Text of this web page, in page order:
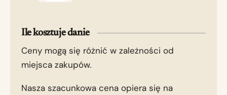
Ile kosztuje danie
Ceny mogą się różnić w zależności od
miejsca zakupów.
Nasza szacunkowa cena opiera się na